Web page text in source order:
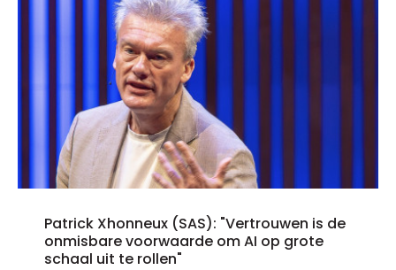
Patrick Xhonneux (SAS): "Vertrouwen is de
onmisbare voorwaarde om AI op grote
schaal uit te rollen"